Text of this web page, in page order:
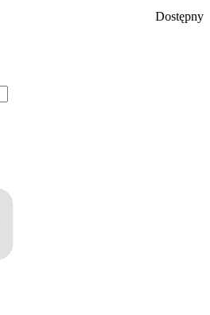
Dostępny